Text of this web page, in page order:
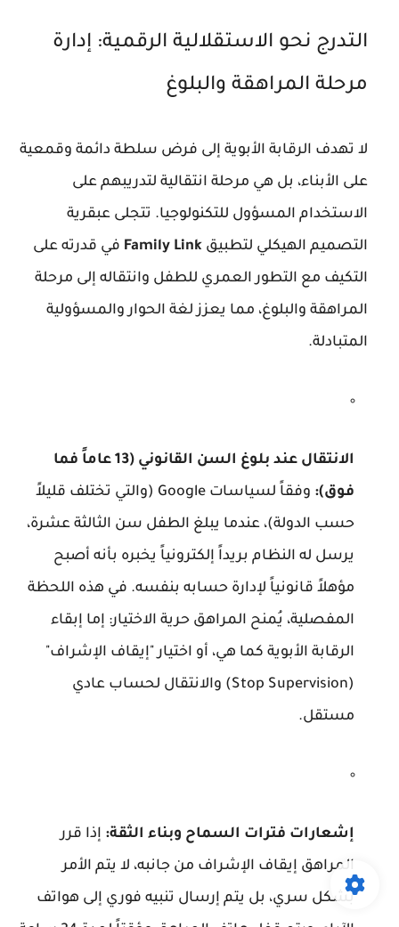
التدرج نحو الاستقلالية الرقمية: إدارة
مرحلة المراهقة والبلوغ
لا تهدف الرقابة الأبوية إلى فرض سلطة دائمة وقمعية
على الأبناء، بل هي مرحلة انتقالية لتدريبهم على
الاستخدام المسؤول للتكنولوجيا. تتجلى عبقرية
التصميم الهيكلي لتطبيق Family Link في قدرته على
التكيف مع التطور العمري للطفل وانتقاله إلى مرحلة
المراهقة والبلوغ، مما يعزز لغة الحوار والمسؤولية
المتبادلة.
الانتقال عند بلوغ السن القانوني (13 عاماً فما
فوق):
وفقاً لسياسات Google (والتي تختلف قليلاً
حسب الدولة)، عندما يبلغ الطفل سن الثالثة عشرة،
يرسل له النظام بريداً إلكترونياً يخبره بأنه أصبح
مؤهلاً قانونياً لإدارة حسابه بنفسه. في هذه اللحظة
المفصلية، يُمنح المراهق حرية الاختيار: إما إبقاء
الرقابة الأبوية كما هي، أو اختيار "إيقاف الإشراف"
(Stop Supervision) والانتقال لحساب عادي
مستقل.
إشعارات فترات السماح وبناء الثقة: إذا قرر
المراهق إيقاف الإشراف من جانبه، لا يتم الأمر
بشكل سري، بل يتم إرسال تنبيه فوري إلى هواتف